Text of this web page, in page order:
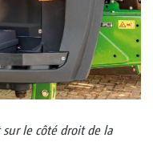
le côté droit de la